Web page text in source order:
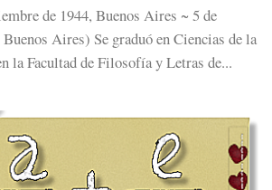
de 1944, Buenos Aires ~ 5 de
Aires) Se graduó en Ciencias de la
la Facultad de Filosofía y Letras de...